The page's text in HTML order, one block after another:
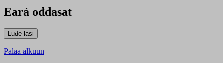
Eará ođđasat
Palaa alkuun